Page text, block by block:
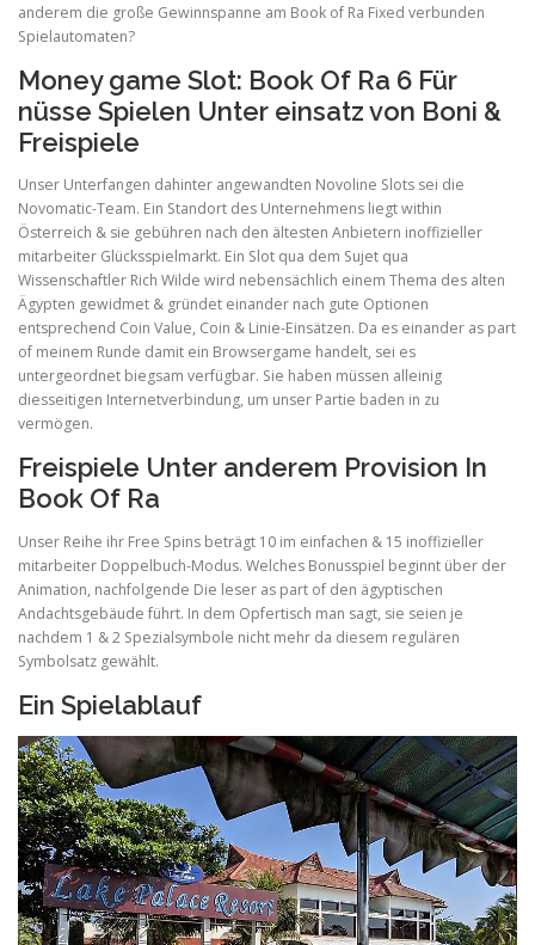
anderem die große Gewinnspanne am Book of Ra Fixed verbunden
Spielautomaten?
Money game Slot: Book Of Ra 6 Für
nüsse Spielen Unter einsatz von Boni &
Freispiele
Unser Unterfangen dahinter angewandten Novoline Slots sei die
Novomatic-Team. Ein Standort des Unternehmens liegt within
Österreich & sie gebühren nach den ältesten Anbietern inoffizieller
mitarbeiter Glücksspielmarkt. Ein Slot qua dem Sujet qua
Wissenschaftler Rich Wilde wird nebensächlich einem Thema des alten
Ägypten gewidmet & gründet einander nach gute Optionen
entsprechend Coin Value, Coin & Linie-Einsätzen. Da es einander as part
of meinem Runde damit ein Browsergame handelt, sei es
untergeordnet biegsam verfügbar. Sie haben müssen alleinig
diesseitigen Internetverbindung, um unser Partie baden in zu
vermögen.
Freispiele Unter anderem Provision In
Book Of Ra
Unser Reihe ihr Free Spins beträgt 10 im einfachen & 15 inoffizieller
mitarbeiter Doppelbuch-Modus. Welches Bonusspiel beginnt über der
Animation, nachfolgende Die leser as part of den ägyptischen
Andachtsgebäude führt. In dem Opfertisch man sagt, sie seien je
nachdem 1 & 2 Spezialsymbole nicht mehr da diesem regulären
Symbolsatz gewählt.
Ein Spielablauf